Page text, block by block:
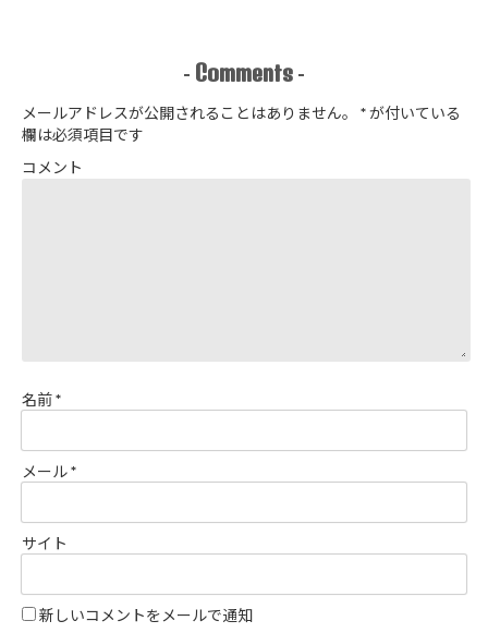
アップジャケ
ットを作りま
- Comments -
メールアドレスが公開されることはありません。 *が付いている
欄は必須項目です
コメント
名前*
メール*
サイト
新しいコメントをメールで通知